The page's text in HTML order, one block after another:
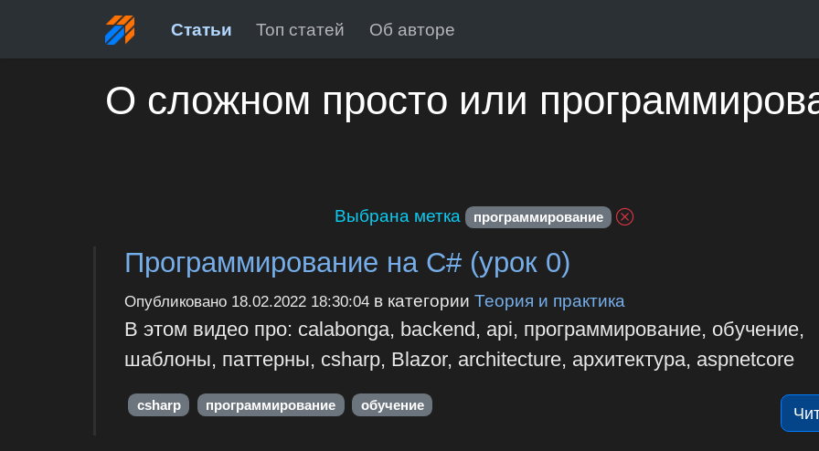
Статьи Топ статей Об авторе
О сложном просто или
Выбрана метка программирование
Программирование на С# (урок 0)
Опубликовано 18.02.2022 18:30:04в категории Теория и практика
В этом видео про: calabonga, backend, api, программирование, обучение,
шаблоны, паттерны, csharp, Blazor, architecture, архитектура, aspnetcore
csharp программирование обучение